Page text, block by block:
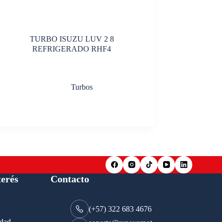
TURBO ISUZU LUV 2 8
REFRIGERADO RHF4
Turbos
Contacto
(+57) 322 683 4676